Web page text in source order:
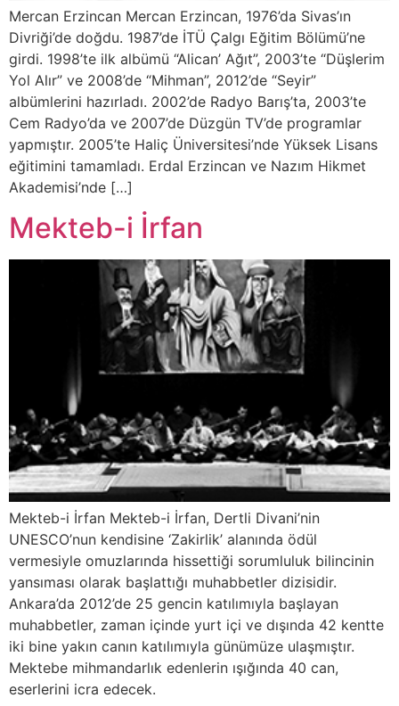
Mercan Erzincan Mercan Erzincan, 1976’da Sivas’ın
Divriği’de doğdu. 1987’de İTÜ Çalgı Eğitim Bölümü’ne
girdi. 1998’te ilk albümü “Alican’ Ağıt”, 2003’te “Düşlerim
Yol Alır” ve 2008’de “Mihman”, 2012’de “Seyir”
albümlerini hazırladı. 2002’de Radyo Barış’ta, 2003’te
Cem Radyo’da ve 2007’de Düzgün TV’de programlar
yapmıştır. 2005’te Haliç Üniversitesi’nde Yüksek Lisans
eğitimini tamamladı. Erdal Erzincan ve Nazım Hikmet
Akademisi’nde […]
Mekteb-i İrfan
Mekteb-i İrfan Mekteb-i İrfan, Dertli Divani’nin
UNESCO’nun kendisine ‘Zakirlik’ alanında ödül
vermesiyle omuzlarında hissettiği sorumluluk bilincinin
yansıması olarak başlattığı muhabbetler dizisidir.
Ankara’da 2012’de 25 gencin katılımıyla başlayan
muhabbetler, zaman içinde yurt içi ve dışında 42 kentte
iki bine yakın canın katılımıyla günümüze ulaşmıştır.
Mektebe mihmandarlık edenlerin ışığında 40 can,
eserlerini icra edecek.